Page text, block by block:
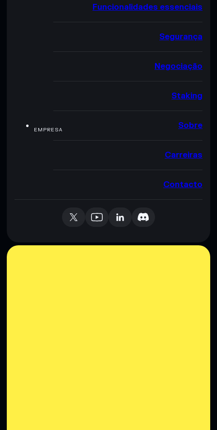
Funcionalidades essenciais
Segurança
Negociação
Staking
EMPRESA Sobre
Carreiras
Contacto